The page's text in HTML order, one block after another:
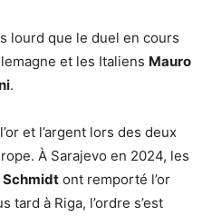
lourd que le duel en cours
et les Italiens Mauro
.
et l’argent lors des deux
À Sarajevo en 2024, les
Schmidt ont remporté l’or
tard à Riga, l’ordre s’est